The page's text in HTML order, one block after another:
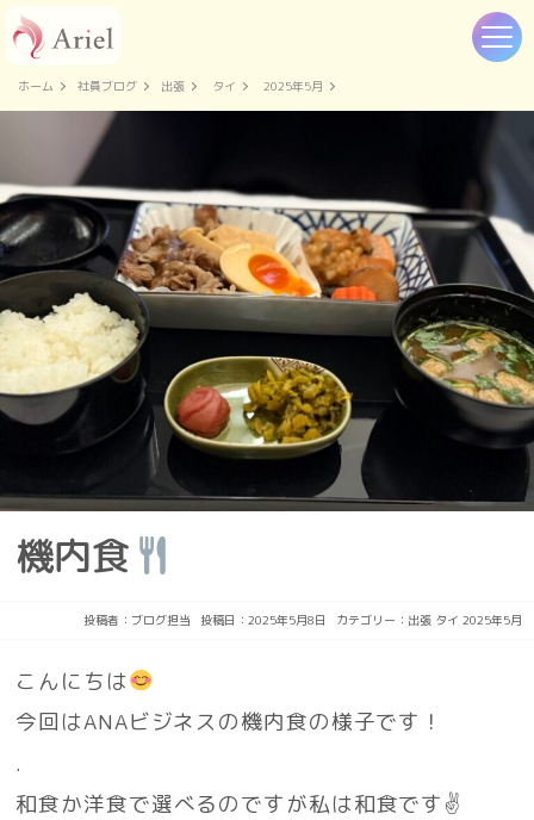
ホーム 社員ブログ 出張 タイ 2025年5月
機内食
投稿者： ブログ担当 投稿日：2025年5月8日 カテゴリー： 出張 タイ 2025年5月
こんにちは
今回はANAビジネスの機内食の様子です！
.
和食か洋食で選べるのですが私は和食です✌️